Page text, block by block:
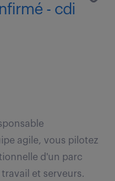
- cdi
agile, vous pilotez
d'un parc
et serveurs.